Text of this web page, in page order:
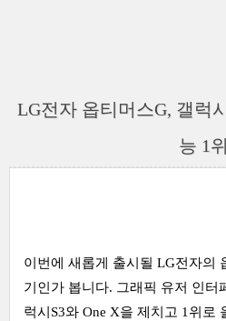
LG전자 옵티머스G, 갤럭
능 1위
이번에 새롭게 출시될 LG전자의
기인가 봅니다. 그래픽 유저 인터
럭시S3와 One X을 제치고 1위로